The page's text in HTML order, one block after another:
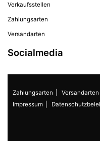
Verkaufsstellen
Zahlungsarten
Versandarten
Socialmedia
Zahlungsarten Versandarten
Impressum